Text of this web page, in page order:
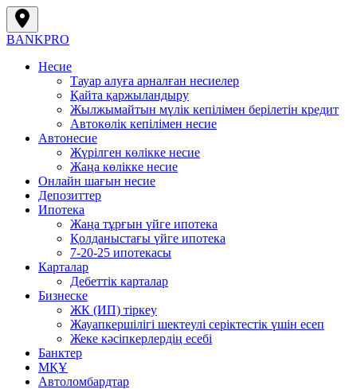
BANKPRO
Несие
Тауар алуға арналған несиелер
Қайта қаржыландыру
Жылжымайтын мүлік кепілімен берілетін кредит
Автокөлік кепілімен несие
Автонесие
Жүрілген көлікке несие
Жаңа көлікке несие
Онлайн шағын несие
Депозиттер
Ипотека
Жаңа тұрғын үйге ипотека
Қолданыстағы үйге ипотека
7-20-25 ипотекасы
Карталар
Дебеттік карталар
Бизнеске
ЖК (ИП) тіркеу
Жауапкершілігі шектеулі серіктестік үшін есеп
Жеке кәсіпкерлердің есебі
Банктер
МҚҰ
Автоломбардтар